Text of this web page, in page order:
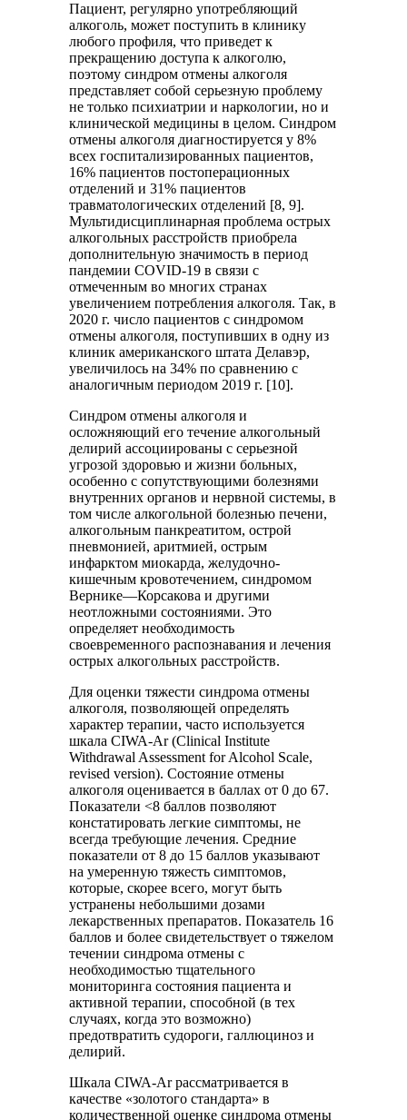
Пациент, регулярно употребляющий
алкоголь, может поступить в клинику
любого профиля, что приведет к
прекращению доступа к алкоголю,
поэтому синдром отмены алкоголя
представляет собой серьезную проблему
не только психиатрии и наркологии, но и
клинической медицины в целом. Синдром
отмены алкоголя диагностируется у 8%
всех госпитализированных пациентов,
16% пациентов постоперационных
отделений и 31% пациентов
травматологических отделений [8, 9].
Мультидисциплинарная проблема острых
алкогольных расстройств приобрела
дополнительную значимость в период
пандемии COVID-19 в связи с
отмеченным во многих странах
увеличением потребления алкоголя. Так, в
2020 г. число пациентов с синдромом
отмены алкоголя, поступивших в одну из
клиник американского штата Делавэр,
увеличилось на 34% по сравнению с
аналогичным периодом 2019 г. [10].
Синдром отмены алкоголя и
осложняющий его течение алкогольный
делирий ассоциированы с серьезной
угрозой здоровью и жизни больных,
особенно с сопутствующими болезнями
внутренних органов и нервной системы, в
том числе алкогольной болезнью печени,
алкогольным панкреатитом, острой
пневмонией, аритмией, острым
инфарктом миокарда, желудочно-
кишечным кровотечением, синдромом
Вернике—Корсакова и другими
неотложными состояниями. Это
определяет необходимость
своевременного распознавания и лечения
острых алкогольных расстройств.
Для оценки тяжести синдрома отмены
алкоголя, позволяющей определять
характер терапии, часто используется
шкала CIWA-Ar (Clinical Institute
Withdrawal Assessment for Alcohol Scale,
revised version). Состояние отмены
алкоголя оценивается в баллах от 0 до 67.
Показатели <8 баллов позволяют
констатировать легкие симптомы, не
всегда требующие лечения. Средние
показатели от 8 до 15 баллов указывают
на умеренную тяжесть симптомов,
которые, скорее всего, могут быть
устранены небольшими дозами
лекарственных препаратов. Показатель 16
баллов и более свидетельствует о тяжелом
течении синдрома отмены с
необходимостью тщательного
мониторинга состояния пациента и
активной терапии, способной (в тех
случаях, когда это возможно)
предотвратить судороги, галлюциноз и
делирий.
Шкала CIWA-Ar рассматривается в
качестве «золотого стандарта» в
количественной оценке синдрома отмены